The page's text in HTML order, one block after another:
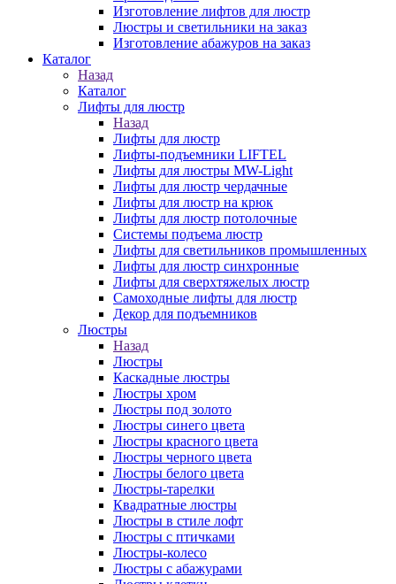
Изготовление лифтов для люстр
Люстры и светильники на заказ
Изготовление абажуров на заказ
Каталог
Назад
Каталог
Лифты для люстр
Назад
Лифты для люстр
Лифты-подъемники LIFTEL
Лифты для люстры MW-Light
Лифты для люстр чердачные
Лифты для люстр на крюк
Лифты для люстр потолочные
Системы подъема люстр
Лифты для светильников промышленных
Лифты для люстр синхронные
Лифты для сверхтяжелых люстр
Самоходные лифты для люстр
Декор для подъемников
Люстры
Назад
Люстры
Каскадные люстры
Люстры хром
Люстры под золото
Люстры синего цвета
Люстры красного цвета
Люстры черного цвета
Люстры белого цвета
Люстры-тарелки
Квадратные люстры
Люстры в стиле лофт
Люстры с птичками
Люстры-колесо
Люстры с абажурами